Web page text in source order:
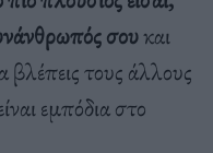
σουκαι
βλέπεις τους άλλους
εμπόδια στο